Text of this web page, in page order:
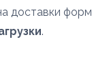
доставки
.